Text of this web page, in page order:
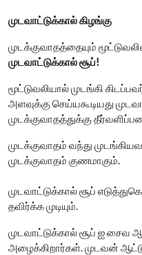
முடவாட்டுக்கால் கிழங்கு
முடக்குவாதத்தையும்
முடவாட்டுக்கால் சூப்!
மூட்டுவலியால் முடங்கி
அளவுக்கு செய்யகூடியது
முடக்குவாதத்துக்கு
முடக்குவாதம் வந்து
முடக்குவாதம் குணமாகும்.
முடவாட்டுக்கால் சூப்
தவிர்க்க முடியும்.
முடவாட்டுக்கால் சூப் ஐ சைவ
அழைக்கிறார்கள். முடவன்